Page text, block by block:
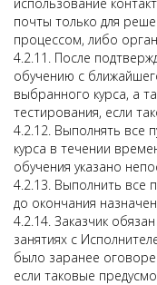
почты только для
процессом, либо
4.2.11. После
обучению с
выбранного курса, а
тестирования, если
4.2.12. Выполнять все
курса в течении
обучения указано
4.2.13. Выполнить все
до окончания
4.2.14. Заказчик
занятиях с
было заранее
если таковые